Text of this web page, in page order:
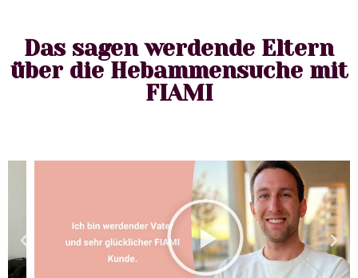
Das sagen werdende Eltern
über die Hebammensuche mit
FIAMI